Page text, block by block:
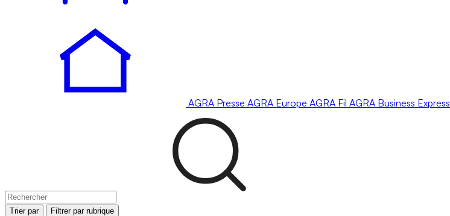
AGRA Presse AGRA Europe AGRA Fil AGRA Business Express
Trier par Filtrer par rubrique